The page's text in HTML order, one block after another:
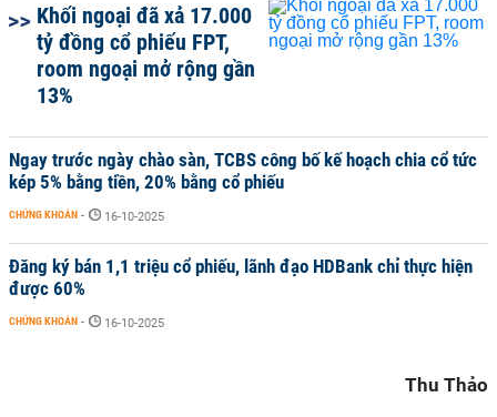
Khối ngoại đã xả 17.000
tỷ đồng cổ phiếu FPT,
room ngoại mở rộng gần
13%
Ngay trước ngày chào sàn, TCBS công bố kế hoạch chia cổ tức
kép 5% bằng tiền, 20% bằng cổ phiếu
CHỨNG KHOÁN - 16-10-2025
Đăng ký bán 1,1 triệu cổ phiếu, lãnh đạo HDBank chỉ thực hiện
được 60%
CHỨNG KHOÁN - 16-10-2025
Thu Thảo